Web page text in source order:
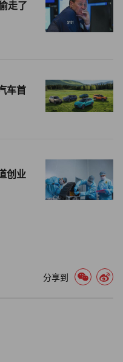
’来了大概10个人，大家
赖领英或传统招聘网
群组和小众论坛，因
。相比正式招聘渠道，这
信任，因为声誉是围绕
收购并不断扩张，社群
持紧密联系。目前Cursor
真人同事共事一样，把
尔表示，“未来可以把整
）
走了
车首
创业
分享到